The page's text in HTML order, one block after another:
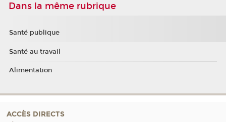
Dans la même rubrique
Santé publique
Santé au travail
Alimentation
ACCÈS DIRECTS